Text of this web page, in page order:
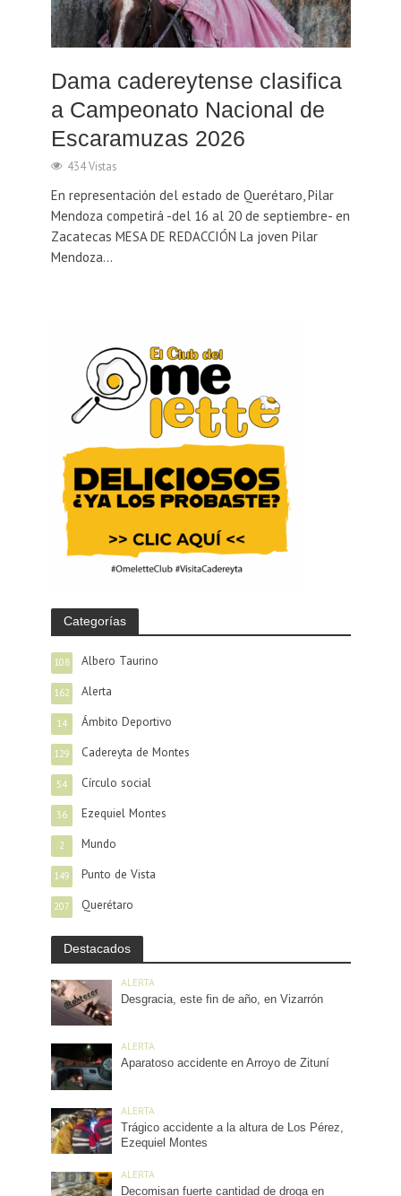
Dama cadereytense clasifica
a Campeonato Nacional de
Escaramuzas 2026
434 Vistas
En representación del estado de Querétaro, Pilar
Mendoza competirá -del 16 al 20 de septiembre- en
Zacatecas MESA DE REDACCIÓN La joven Pilar
Mendoza...
Categorías
Albero Taurino
108
Alerta
162
Ámbito Deportivo
14
Cadereyta de Montes
129
Círculo social
54
Ezequiel Montes
36
Mundo
2
Punto de Vista
149
Querétaro
207
Destacados
ALERTA
Desgracia, este fin de año, en Vizarrón
ALERTA
Aparatoso accidente en Arroyo de Zituní
ALERTA
Trágico accidente a la altura de Los Pérez,
Ezequiel Montes
ALERTA
Decomisan fuerte cantidad de droga en